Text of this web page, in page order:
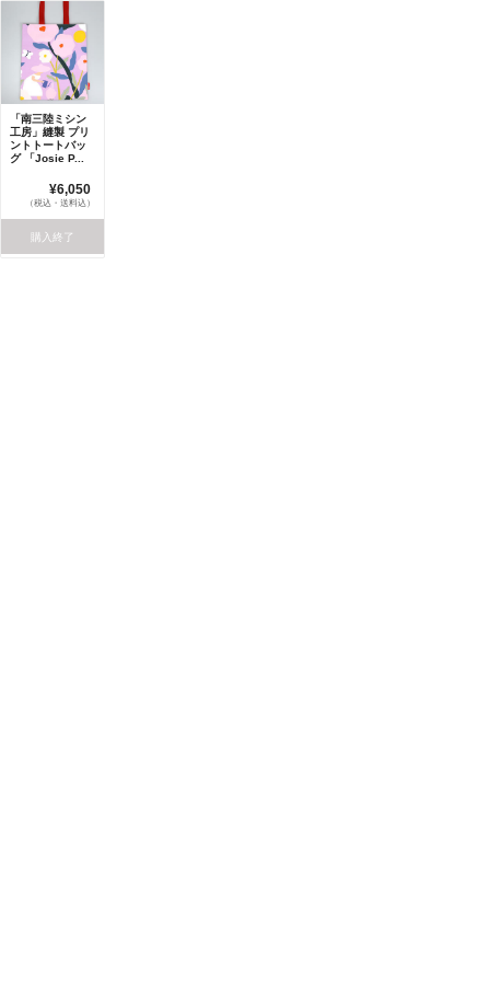
「南三陸ミシン
工房」縫製 プリ
ントトートバッ
グ 「Josie P...
¥6,050
（税込・送料込）
購入終了